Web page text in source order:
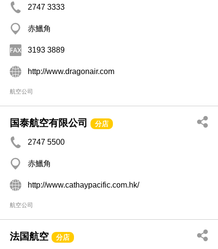
2747 3333
赤鱲角
3193 3889
http://www.dragonair.com
航空公司
国泰航空有限公司 分店
2747 5500
赤鱲角
http://www.cathaypacific.com.hk/
航空公司
法国航空 分店